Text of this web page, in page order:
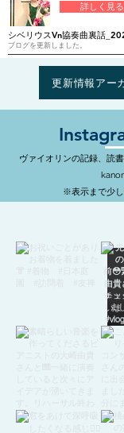
詳しく見る
シベリウスVn協奏曲裏話
ブログを更新しました。
更新情報アー
ヴァイオリンの記録、読
​※表示まで少